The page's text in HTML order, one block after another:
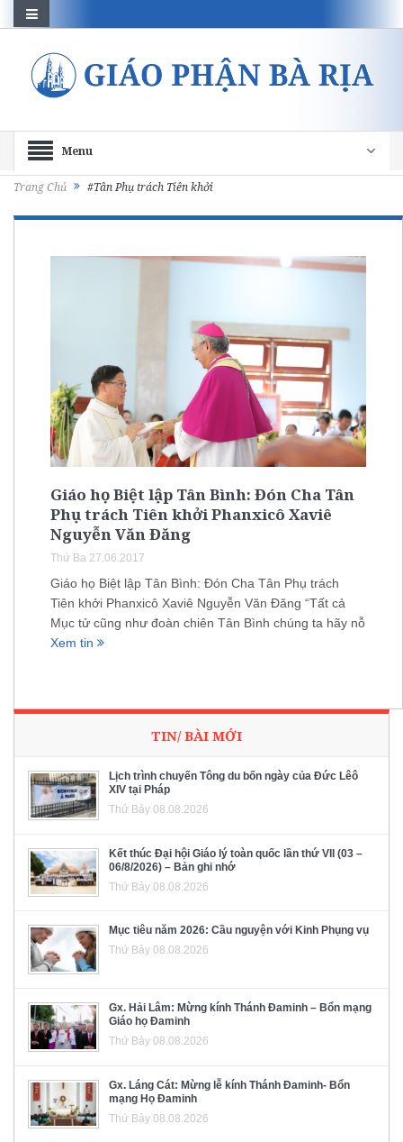
Menu
Trang Chủ #Tân Phụ trách Tiên khởi
Giáo họ Biệt lập Tân Bình: Đón Cha Tân
Phụ trách Tiên khởi Phanxicô Xaviê
Nguyễn Văn Đăng
Thứ Ba 27.06.2017
Giáo họ Biệt lập Tân Bình: Đón Cha Tân Phụ trách
Tiên khởi Phanxicô Xaviê Nguyễn Văn Đăng “Tất cả
Mục tử cũng như đoàn chiên Tân Bình chúng ta hãy nỗ
Xem tin
TIN/ BÀI MỚI
Lịch trình chuyến Tông du bốn ngày của Đức Lêô
XIV tại Pháp
Thứ Bảy 08.08.2026
Kết thúc Đại hội Giáo lý toàn quốc lần thứ VII (03 –
06/8/2026) – Bản ghi nhớ
Thứ Bảy 08.08.2026
Mục tiêu năm 2026: Cầu nguyện với Kinh Phụng vụ
Thứ Bảy 08.08.2026
Gx. Hải Lâm: Mừng kính Thánh Đaminh – Bổn mạng
Giáo họ Đaminh
Thứ Bảy 08.08.2026
Gx. Láng Cát: Mừng lễ kính Thánh Đaminh- Bổn
mạng Họ Đaminh
Thứ Bảy 08.08.2026